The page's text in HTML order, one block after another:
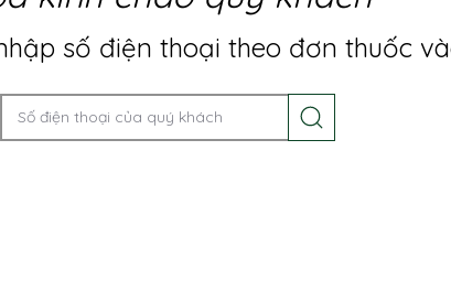
số điện thoại theo đơn thuốc